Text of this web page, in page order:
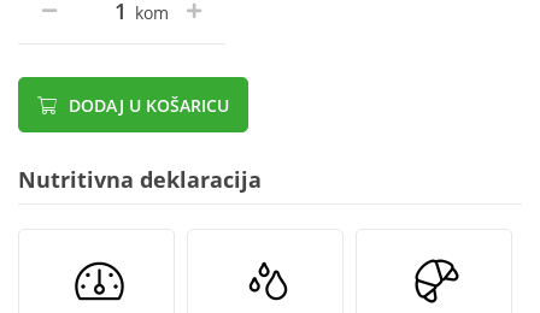
kom
DODAJ U KOŠARICU
Nutritivna deklaracija